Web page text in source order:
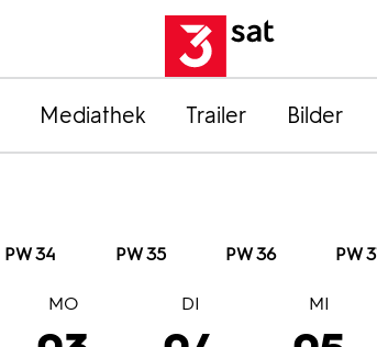
Mediathek Trailer Bilder
PW 34 PW 35 PW 36 PW
MO DI MI